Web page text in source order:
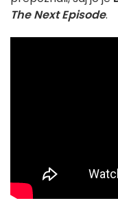
The Next Episode.